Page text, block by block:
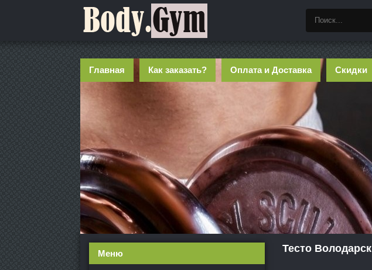
Главная Как заказать? Оплата и Доставка Скидки
Тесто Володарск
Меню